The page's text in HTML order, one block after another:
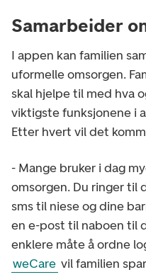
Samarbeider
I appen kan familien
uformelle omsorgen.
skal hjelpe til med hva
viktigste funksjonene i
Etter hvert vil det
- Mange bruker i dag
omsorgen. Du ringer til
sms til niese og dine
en e-post til naboen til
enklere måte å ordne
weCare vil familien